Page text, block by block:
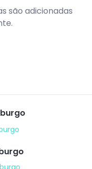
são adicionadas